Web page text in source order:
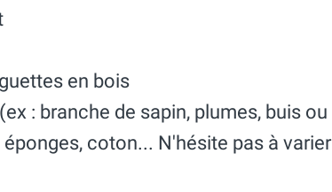
en bois
: branche de sapin, plumes, buis
coton... N'hésite pas à